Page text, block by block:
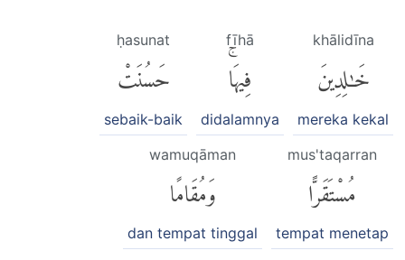
khālidīna
خَٰلِدِينَ
mereka kekal
fīhā
فِيهَاۚ
didalamnya
ḥasunat
حَسُنَتْ
sebaik-baik
mus'taqarran
مُسْتَقَرًّا
tempat menetap
wamuqāman
وَمُقَامًا
dan tempat tinggal